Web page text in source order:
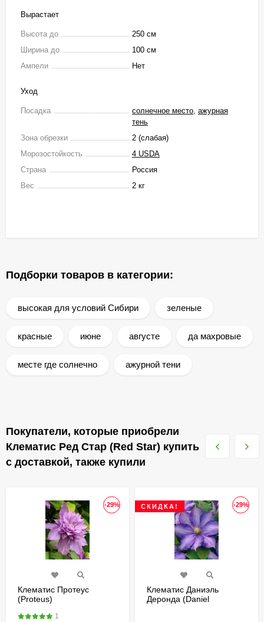
Вырастает
Высота до
250 см
Ширина до
100 см
Ампели
Нет
Уход
Посадка солнечное место, ажурная
тень
Зона обрезки
2 (слабая)
Морозостойкость
4 USDA
Страна
Россия
Вес
2 кг
Подборки товаров в категории:
высокая для условий Сибири зеленые
красные июне августе да махровые
месте где солнечно ажурной тени
Покупатели, которые приобрели
Клематис Ред Стар (Red Star) купить
с доставкой, также купили
-29%
Клематис Протеус
(Proteus)
1
-29%
СКИДКА!
Клематис Даниэль
Деронда (Daniel